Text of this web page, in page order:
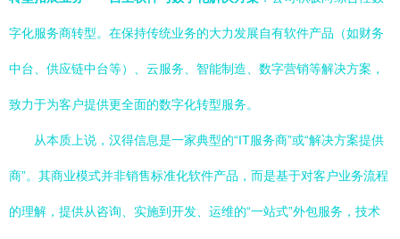
字化服务商转型。在保持传统业务的大力发展自有软件产品（如财务
中台、供应链中台等）、云服务、智能制造、数字营销等解决方案，
致力于为客户提供更全面的数字化转型服务。
从本质上说，汉得信息是一家典型的“IT服务商”或“解决方案提供
商”。其商业模式并非销售标准化软件产品，而是基于对客户业务流程
的理解，提供从咨询、实施到开发、运维的“一站式”外包服务，技术